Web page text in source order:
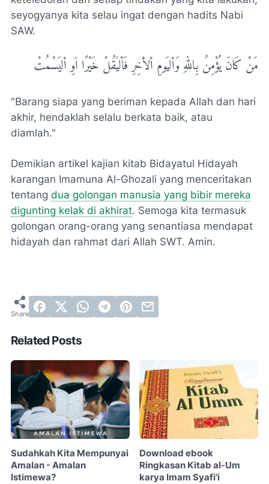
seyogyanya kita selau ingat dengan hadits Nabi
SAW.
مَنْ کَانَ یُؤْمِنُ بِاللهِ وَاْلیَومِ اْلأخِرِ فَاْلیَقُلْ خَیْرًا اَوِ اْلیَسْمُتْ
"Barang siapa yang beriman kepada Allah dan hari
akhir, hendaklah selalu berkata baik, atau
diamlah."
Demikian artikel kajian kitab Bidayatul Hidayah
karangan Imamuna Al-Ghozali yang menceritakan
tentang dua golongan manusia yang bibir mereka
digunting kelak di akhirat. Semoga kita termasuk
golongan orang-orang yang senantiasa mendapat
hidayah dan rahmat dari Allah SWT. Amin.
Related Posts
Sudahkah Kita Mempunyai
Amalan - Amalan
Istimewa?
Download ebook
Ringkasan Kitab al-Um
karya Imam Syafi'i